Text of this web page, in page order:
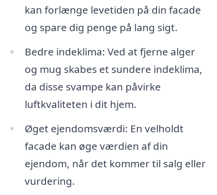
kan forlænge levetiden på din facade
og spare dig penge på lang sigt.
Bedre indeklima: Ved at fjerne alger
og mug skabes et sundere indeklima,
da disse svampe kan påvirke
luftkvaliteten i dit hjem.
Øget ejendomsværdi: En velholdt
facade kan øge værdien af din
ejendom, når det kommer til salg eller
vurdering.